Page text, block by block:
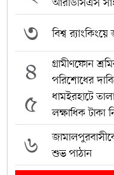
আরডিসিএস
৩ বিশ্ব
৪
গ্রামীণফোন
পরিশোধের
৫
ধামইরহাটে
লক্ষাধিক টাকা
৬
শুভ পাঠান